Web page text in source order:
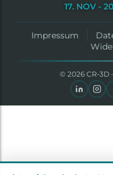
17. NOV -
Impressum
© 2026